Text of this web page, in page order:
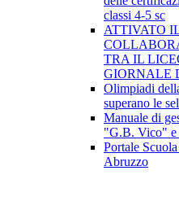
classi 4-5 sc
ATTIVATO
TRA IL
GIORNALE
Olimpiadi
superano le
Manuale di
"G.B. Vico" e
Portale
Abruzzo